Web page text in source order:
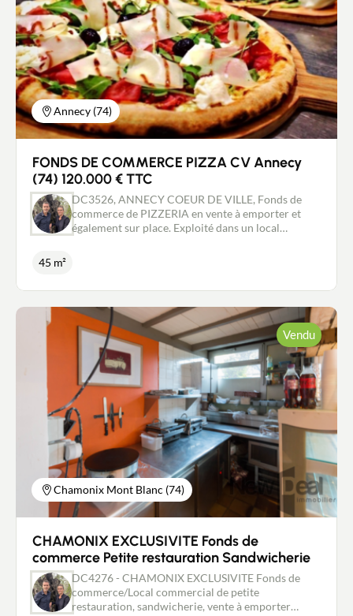
HT / mois - Prix de vente : 132 000 € Points forts :
Emplacement attractif avec flux régulier de
passage, Locataire en place, Revenus locatifs
immédiats, Investissement clé en main. Ce bien
s’adresse particulièrement aux investisseurs à la
recherche d’un placement stable avec rendement
locatif. Pour plus d’informations ou organiser une
visite, n’hésitez pas à nous contacter.
Annecy (74)
FONDS DE COMMERCE PIZZA CV Annecy
(74) 120.000 € TTC
DC3526, ANNECY COEUR DE VILLE, Fonds de
commerce de PIZZERIA en vente à emporter et
également sur place. Exploité dans un local
Mai 2026 au loyer actuel HT de 1047,25 € HT.
Destination des lieux loués: Commerce de
restauration rapide sur place et à emporter. Prix:
120.000 € - Contact: David CAILLET 0672920206 -
Conseiller immobilier indépendant NEW DEAL
IMMOBILIER - Agent commercial inscrit au RSAC
d'Annecy sous le no450 238 647
45 m²
Chamonix Mont Blanc (74)
Vendu
CHAMONIX EXCLUSIVITE Fonds de
commerce Petite restauration Sandwicherie
DC4276 - CHAMONIX EXCLUSIVITE Fonds de
commerce/Local commercial de petite
restauration, sandwicherie, vente à emporter